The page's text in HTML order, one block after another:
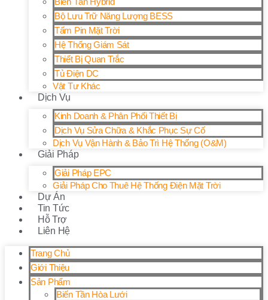
Bộ Lưu Trữ Năng Lượng BESS
Tấm Pin Mặt Trời
Hệ Thống Giám Sát
Thiết Bị Quan Trắc
Tủ Điện DC
Vật Tư Khác
Dịch Vụ
Kinh Doanh & Phân Phối Thiết Bị
Dịch Vụ Sửa Chữa & Khắc Phục Sự Cố
Dịch Vụ Vận Hành & Bảo Trì Hệ Thống (O&M)
Giải Pháp
Giải Pháp EPC
Giải Pháp Cho Thuê Hệ Thống Điện Mặt Trời
Dự Án
Tin Tức
Hỗ Trợ
Liên Hệ
Trang Chủ
Giới Thiệu
Sản Phẩm
Biến Tần Hòa Lưới